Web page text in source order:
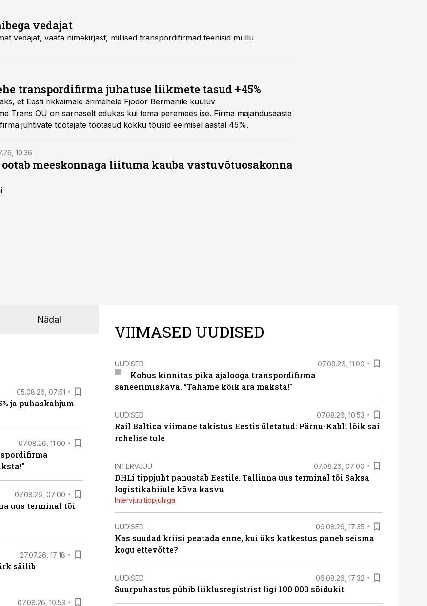
vedajat
vedajat, vaata nimekirjast, millised transpordifirmad teenisid mullu
transpordifirma juhatuse liikmete tasud +45%
et Eesti rikkaimale ärimehele Fjodor Bermanile kuuluv
Trans OÜ on sarnaselt edukas kui tema peremees ise. Firma majandusaasta
juhtivate töötajate töötasud kokku tõusid eelmisel aastal 45%.
10:36
meeskonnaga liituma kauba vastuvõtuosakonna
Nädal
05.08.26, 07:51
ja puhaskahjum
07.08.26, 11:00
07.08.26, 07:00
uus terminal tõi
27.07.26, 17:18
säilib
07.08.26, 10:53
VIIMASED UUDISED
UUDISED 07.08.26, 11:00
Kohus kinnitas pika ajalooga transpordifirma
saneerimiskava. “Tahame kõik ära maksta!”
UUDISED 07.08.26, 10:53
Rail Baltica viimane takistus Eestis ületatud: Pärnu-Kabli lõik sai
rohelise tule
INTERVJUU 07.08.26, 07:00
DHLi tippjuht panustab Eestile. Tallinna uus terminal tõi Saksa
logistikahiiule kõva kasvu
Intervjuu tippjuhiga
UUDISED 06.08.26, 17:35
Kas suudad kriisi peatada enne, kui üks katkestus paneb seisma
kogu ettevõtte?
UUDISED 06.08.26, 17:32
Suurpuhastus pühib liiklusregistrist ligi 100 000 sõidukit